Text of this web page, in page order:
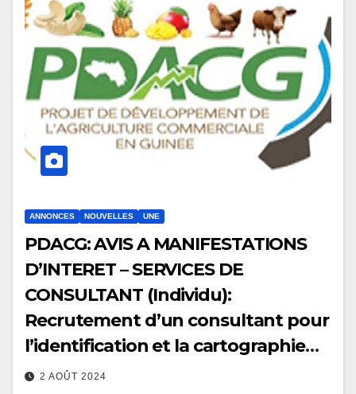
ANNONCES NOUVELLES UNE
PDACG: AVIS A MANIFESTATIONS
D’INTERET – SERVICES DE
CONSULTANT (Individu):
Recrutement d’un consultant pour
l’identification et la cartographie
des incubateurs pour le transfert
2 AOÛT 2024